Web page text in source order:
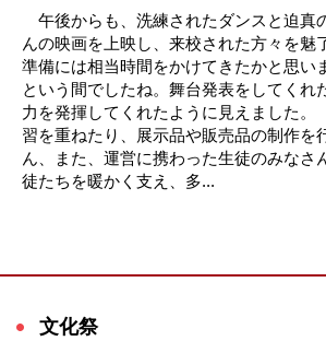
午後からも、洗練されたダンスと迫真
んの映画を上映し、来校された方々を魅
準備には相当時間をかけてきたかと思い
という間でしたね。舞台発表をしてくれ
力を発揮してくれたように見えました
習を重ねたり、展示品や販売品の制作を
ん、また、運営に携わった生徒のみなさ
徒たちを暖かく支え、多...
文化祭